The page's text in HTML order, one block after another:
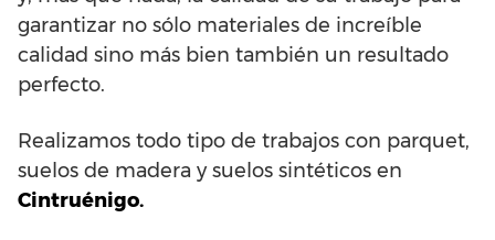
garantizar no sólo materiales de increíble
calidad sino más bien también un resultado
perfecto.
Realizamos todo tipo de trabajos con parquet,
suelos de madera y suelos sintéticos en
Cintruénigo.